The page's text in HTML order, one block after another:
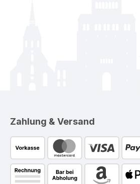
Zahlung & Versand